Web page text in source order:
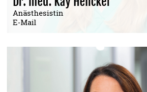
Anästhesistin
E-Mail